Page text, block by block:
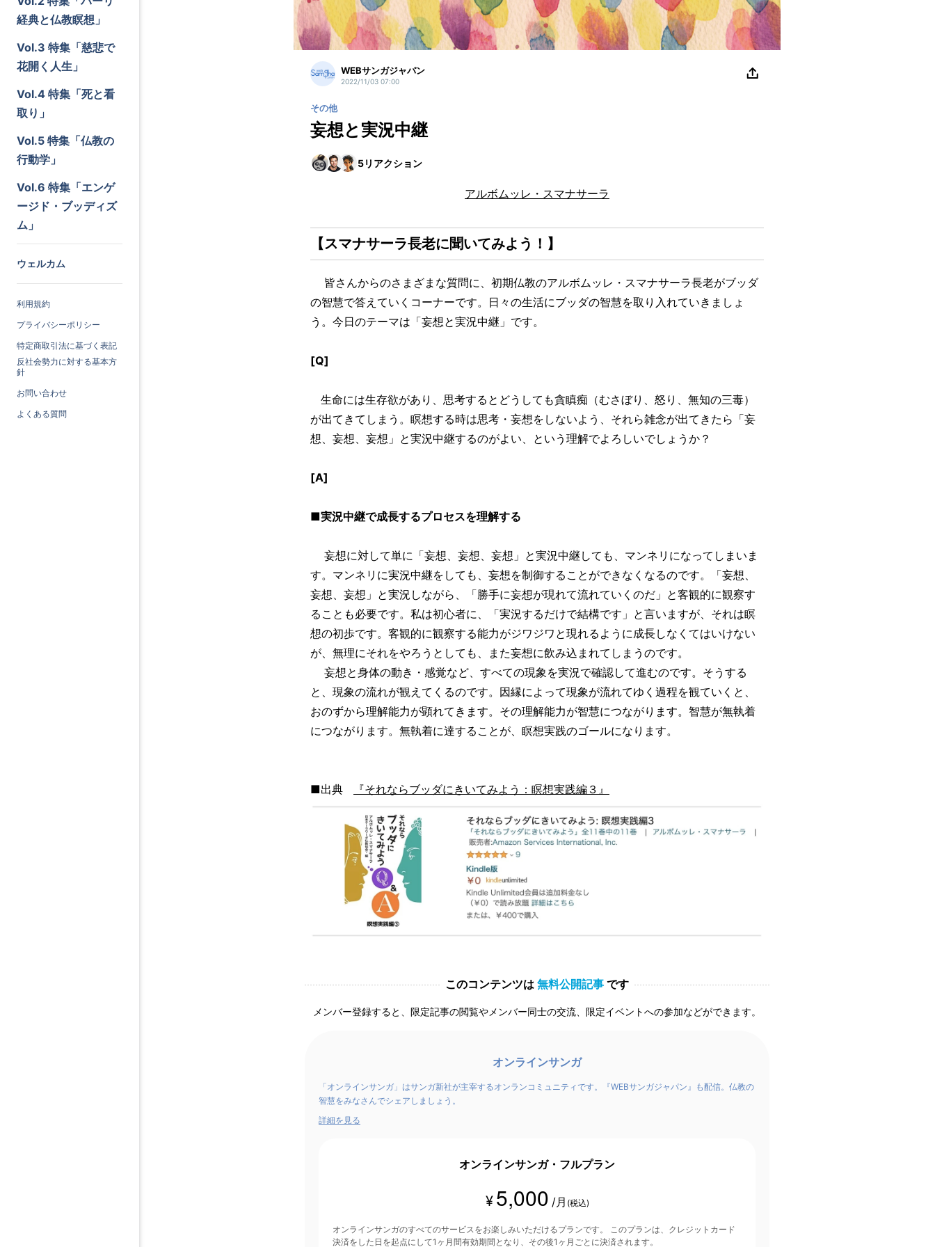
経典と仏教瞑想」
Vol.3 特集「慈悲で
花開く人生」
Vol.4 特集「死と看
取り」
Vol.5 特集「仏教の
行動学」
Vol.6 特集「エンゲ
ージド・ブッディズ
ム」
ウェルカム
利用規約
プライバシーポリシー
特定商取引法に基づく表記
反社会勢力に対する基本方
針
お問い合わせ
よくある質問
WEBサンガジャパン
2022/11/03 07:00
その他
妄想と実況中継
5リアクション
アルボムッレ・スマナサーラ
【スマナサーラ長老に聞いてみよう！】
皆さんからのさまざまな質問に、初期仏教のアルボムッレ・スマナサーラ長老がブッダ
の智慧で答えていくコーナーです。日々の生活にブッダの智慧を取り入れていきましょ
う。今日のテーマは「妄想と実況中継」です。
[Q]
生命には生存欲があり、思考するとどうしても貪瞋痴（むさぼり、怒り、無知の三毒）
が出てきてしまう。瞑想する時は思考・妄想をしないよう、それら雑念が出てきたら「妄
想、妄想、妄想」と実況中継するのがよい、という理解でよろしいでしょうか？
[A]
■実況中継で成長するプロセスを理解する
妄想に対して単に「妄想、妄想、妄想」と実況中継しても、マンネリになってしまいま
す。マンネリに実況中継をしても、妄想を制御することができなくなるのです。「妄想、
妄想、妄想」と実況しながら、「勝手に妄想が現れて流れていくのだ」と客観的に観察す
ることも必要です。私は初心者に、「実況するだけで結構です」と言いますが、それは瞑
想の初歩です。客観的に観察する能力がジワジワと現れるように成長しなくてはいけない
が、無理にそれをやろうとしても、また妄想に飲み込まれてしまうのです。
妄想と身体の動き・感覚など、すべての現象を実況で確認して進むのです。そうする
と、現象の流れが観えてくるのです。因縁によって現象が流れてゆく過程を観ていくと、
おのずから理解能力が顕れてきます。その理解能力が智慧につながります。智慧が無執着
につながります。無執着に達することが、瞑想実践のゴールになります。
■出典 『それならブッダにきいてみよう：瞑想実践編３』
このコンテンツは 無料公開記事 です
メンバー登録すると、限定記事の閲覧やメンバー同士の交流、限定イベントへの参加などができます。
オンラインサンガ
「オンラインサンガ」はサンガ新社が主宰するオンランコミュニティです。『WEBサンガジャパン』も配信。仏教の
智慧をみなさんでシェアしましょう。
詳細を見る
オンラインサンガ・フルプラン
¥ 5,000 /月 (税込)
オンラインサンガのすべてのサービスをお楽しみいただけるプランです。 このプランは、クレジットカード
決済をした日を起点にして1ヶ月間有効期間となり、その後1ヶ月ごとに決済されます。